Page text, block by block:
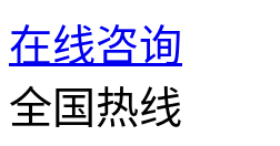
在线咨询
全国热线